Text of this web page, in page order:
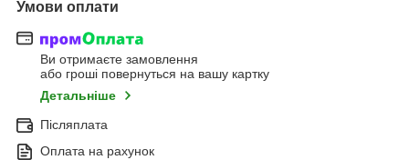
Умови оплати
Ви отримаєте замовлення
або гроші повернуться на вашу картку
Детальніше
Післяплата
Оплата на рахунок